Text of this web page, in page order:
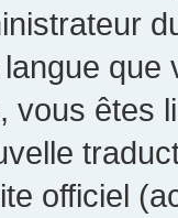
vous êtes
officiel